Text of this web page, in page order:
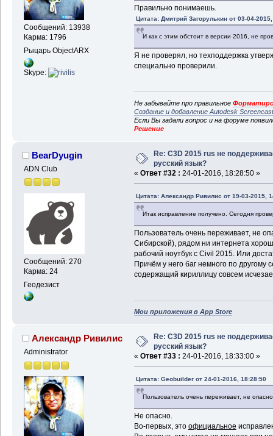
Сообщений: 13938
Карма: 1796
Рыцарь ObjectARX
Skype:
Правильно понимаешь.
Цитата: Дмитрий Загорулькин от 03-04-
И как с этим обстоит в версии 2016, не
Я не проверял, но техподдержка
специально проверили.
Не забывайте про правильное
Создание и добавление Autodesk
Если Вы задали вопрос и на форуме
Решение
BearDyugin
ADN Club
Сообщений: 270
Карма: 24
Геодезист
Re: C3D 2015 rus не
русский язык?
« Ответ #32 : 24-01-2016, 18:28:50 »
Цитата: Александр Ривилис от 19-03-2015,
Итак исправление получено. Сегодня
Пользователь очень переживает, не
Сибирской), рядом ни интернета
рабочий ноутбук с Civil 2015. Или
Причём у него баг немного по другому
содержащий кириллицу совсем
Мои приложения в App Store
Александр Ривилис
Administrator
Re: C3D 2015 rus не
русский язык?
« Ответ #33 : 24-01-2016, 18:33:00 »
Цитата: Geobuilder от 24-01-2016, 18:28:50
Пользователь очень переживает, не
Не опасно.
Во-первых, это официальное